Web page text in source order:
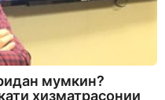
мумкин?
хизматрасонии